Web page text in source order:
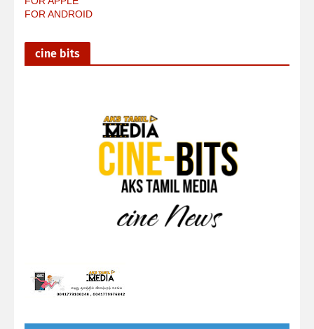
FOR ANDROID
cine bits